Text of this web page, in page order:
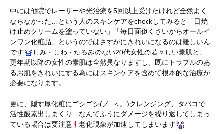
中には他院でレーザーや光治療を5回以上受けたけれど全然よく
ならなかった…という人のスキンケアをcheckしてみると「日焼
け止めクリームを塗っていない」「毎日面倒くさいからオールイ
ンワン化粧品」というのではさすがにきれいになるのは難しいん
です
しみ・しわ・たるみのない20代女性の若々しい素肌と、
更年期以降の女性の素肌は全然異なりますし、既にトラブルのあ
るお肌をきれいにする為にはスキンケアを含めて根本的な治療が
必要になります。
更に、隠す厚化粧にゴシゴシ(ノ_＜。)クレンジング、タバコで
活性酸素出しまくり…なんてふうにダメージを繰り返してしまっ
ている場合は要注意
老化現象が加速してしまいます